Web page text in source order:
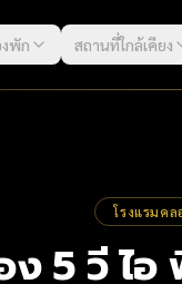
พัก สถานที่ใกล้เคียง
โรงแรมคล
5 วี ไอ